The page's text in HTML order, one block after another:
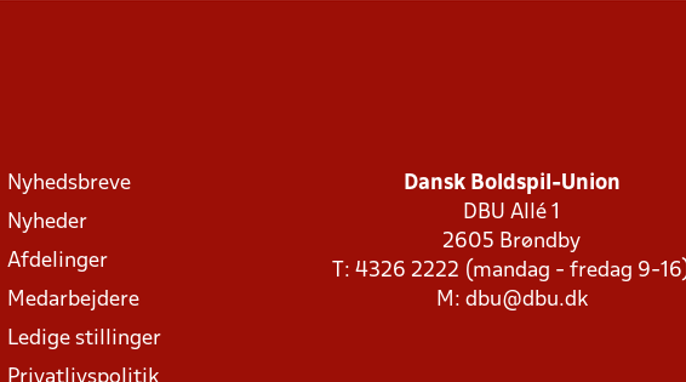
Nyhedsbreve
Nyheder
Afdelinger
Medarbejdere
Ledige stillinger
Dansk Boldspil-Union
DBU Allé 1
2605 Brøndby
T: 4326 2222 (mandag - fredag 9-
M: dbu@dbu.dk